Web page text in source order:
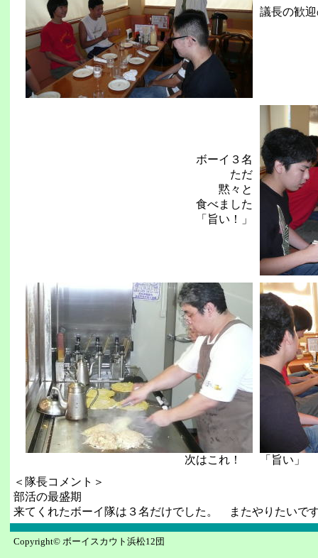
議長の歓
ボーイ３名
ただ
黙々と
食べました
「旨い！」
次はこれ！
「旨い」
＜隊長コメント＞
部活の最盛期
来てくれたボーイ隊は３名だけでした。 またやりたいで
Copyright© ボーイスカウト浜松12団